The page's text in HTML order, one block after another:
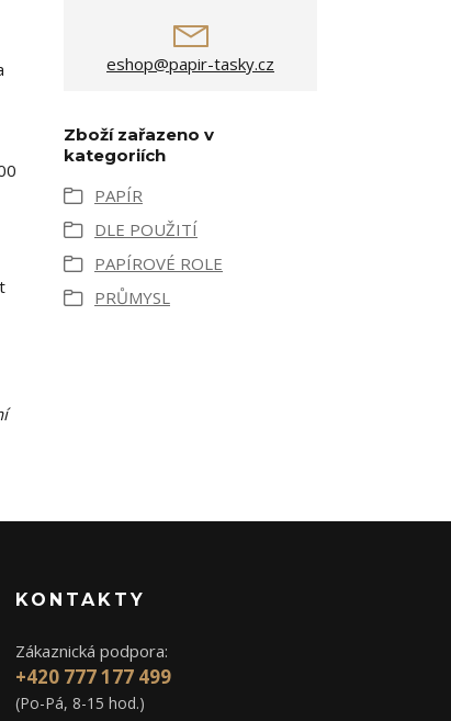
eshop@papir-tasky.cz
Zboží zařazeno v
kategoriích
PAPÍR
DLE POUŽITÍ
PAPÍROVÉ ROLE
PRŮMYSL
KONTAKTY
Zákaznická podpora:
+420 777 177 499
(Po-Pá, 8-15 hod.)